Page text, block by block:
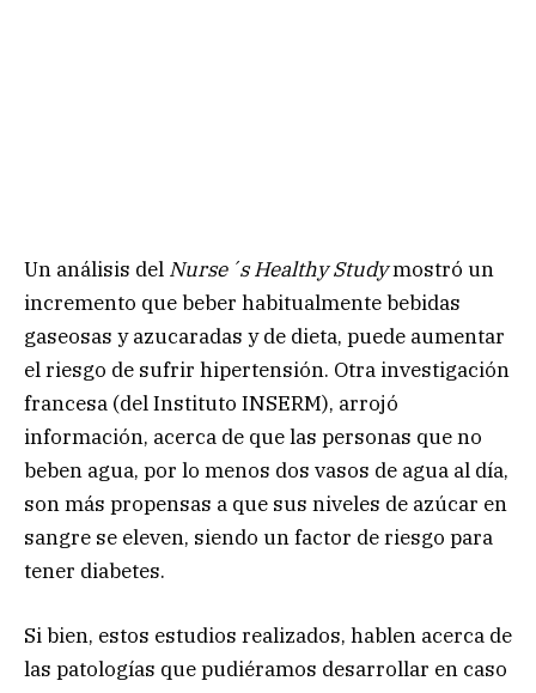
Un análisis del Nurse´s Healthy Studymostró un
incremento que beber habitualmente bebidas
gaseosas y azucaradas y de dieta, puede aumentar
el riesgo de sufrir hipertensión. Otra investigación
francesa (del Instituto INSERM), arrojó
información, acerca de que las personas que no
beben agua, por lo menos dos vasos de agua al día,
son más propensas a que sus niveles de azúcar en
sangre se eleven, siendo un factor de riesgo para
tener diabetes.
Si bien, estos estudios realizados, hablen acerca de
las patologías que pudiéramos desarrollar en caso